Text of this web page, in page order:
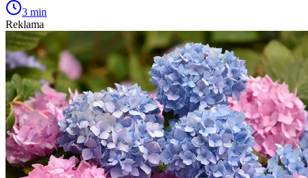
3 min
Reklama